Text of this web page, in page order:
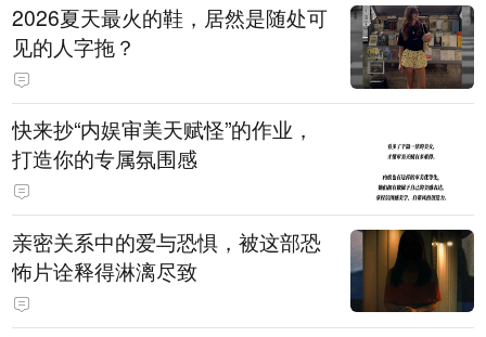
2026夏天最火的鞋，居然是随处可
见的人字拖？
快来抄“内娱审美天赋怪”的作业，
打造你的专属氛围感
亲密关系中的爱与恐惧，被这部恐
怖片诠释得淋漓尽致